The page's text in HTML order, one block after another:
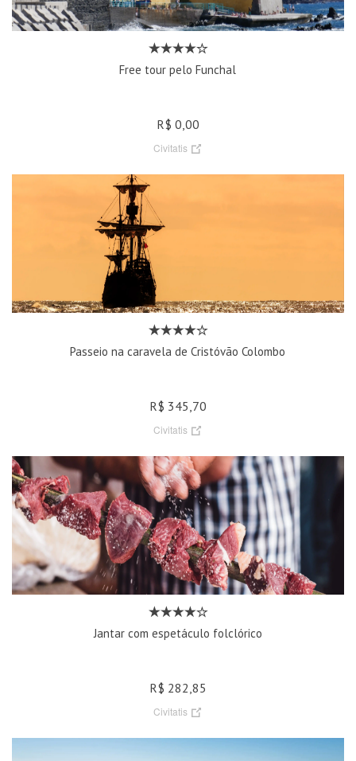
Free tour pelo Funchal
R$ 0,00
Civitatis
Passeio na caravela de Cristóvão Colombo
R$ 345,70
Civitatis
Jantar com espetáculo folclórico
R$ 282,85
Civitatis